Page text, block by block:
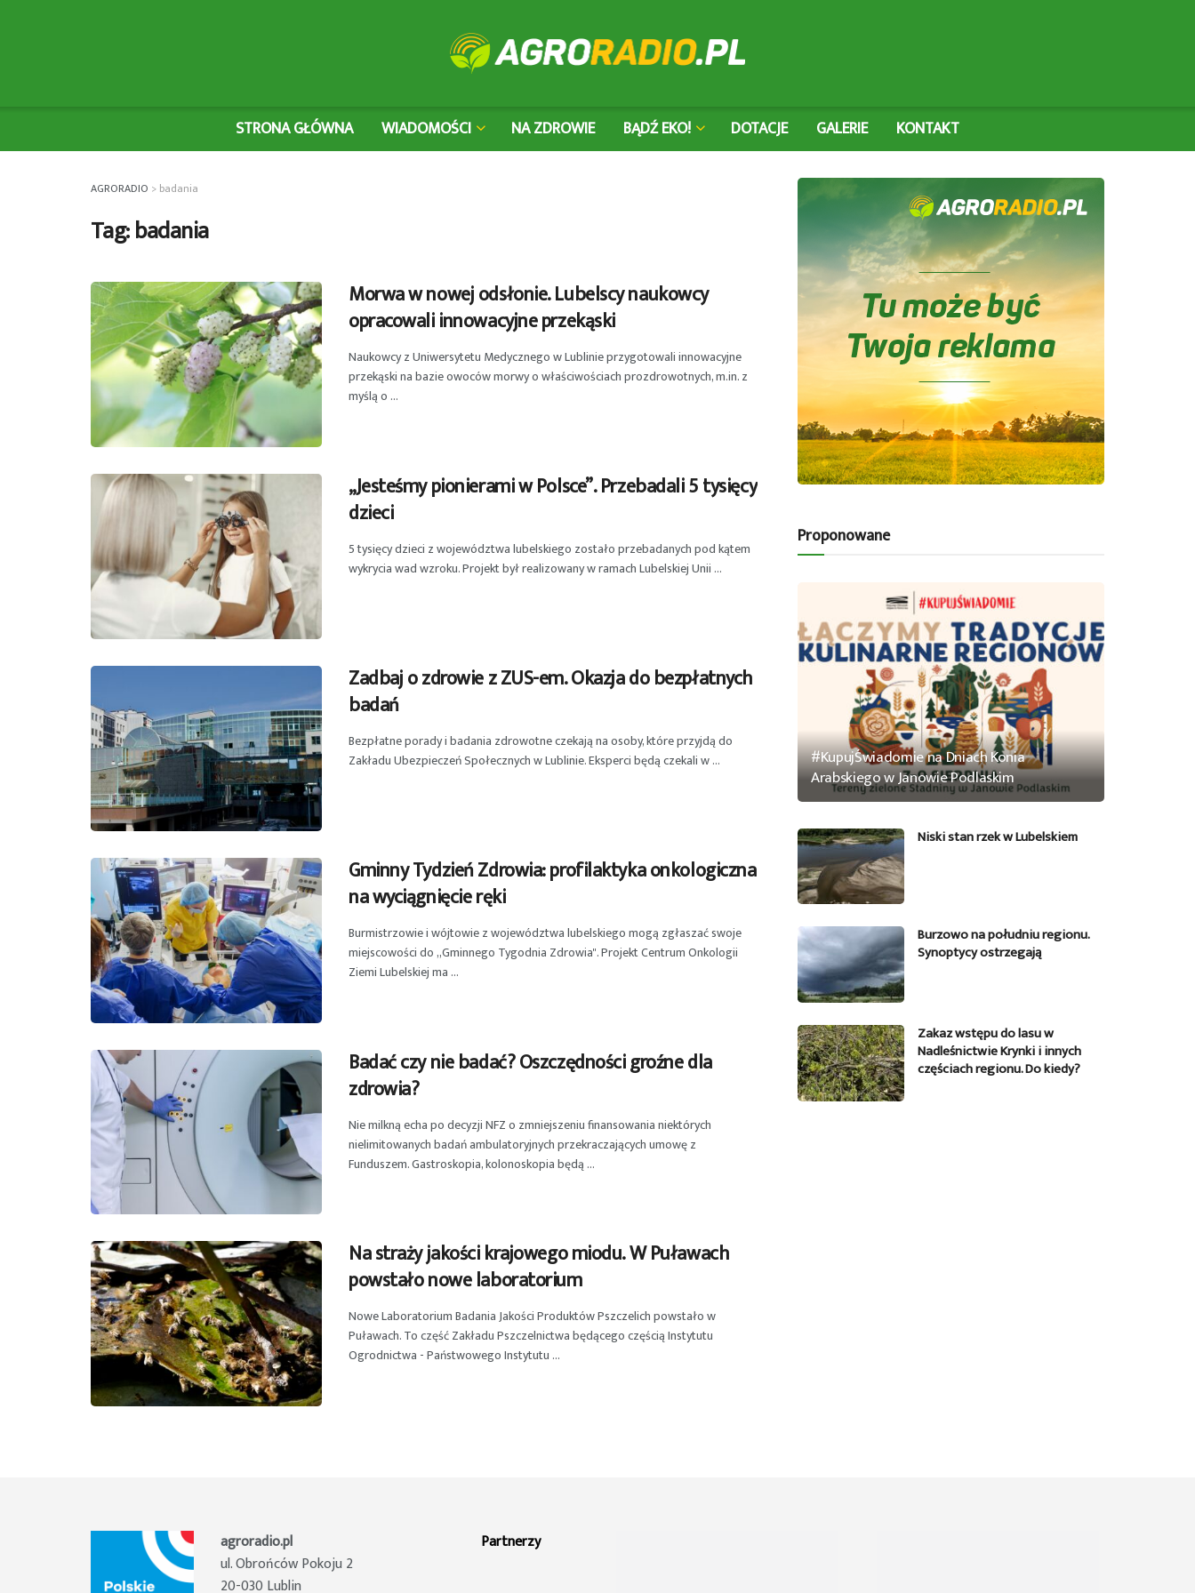
STRONA GŁÓWNA WIADOMOŚCI NA ZDROWIE BĄDŹ EKO! DOTACJE GALERIE KONTAKT
AGRORADIO > badania
Tag:badania
Morwa w nowej odsłonie. Lubelscy naukowcy
opracowali innowacyjne przekąski
Naukowcy z Uniwersytetu Medycznego w Lublinie przygotowali innowacyjne
przekąski na bazie owoców morwy o właściwościach prozdrowotnych, m.in. z
myślą o ...
„Jesteśmy pionierami w Polsce”. Przebadali 5 tysięcy
dzieci
5 tysięcy dzieci z województwa lubelskiego zostało przebadanych pod kątem
wykrycia wad wzroku. Projekt był realizowany w ramach Lubelskiej Unii ...
Zadbaj o zdrowie z ZUS-em. Okazja do bezpłatnych
badań
Bezpłatne porady i badania zdrowotne czekają na osoby, które przyjdą do
Zakładu Ubezpieczeń Społecznych w Lublinie. Eksperci będą czekali w ...
Gminny Tydzień Zdrowia: profilaktyka onkologiczna
na wyciągnięcie ręki
Burmistrzowie i wójtowie z województwa lubelskiego mogą zgłaszać swoje
miejscowości do „Gminnego Tygodnia Zdrowia". Projekt Centrum Onkologii
Ziemi Lubelskiej ma ...
Badać czy nie badać? Oszczędności groźne dla
zdrowia?
Nie milkną echa po decyzji NFZ o zmniejszeniu finansowania niektórych
nielimitowanych badań ambulatoryjnych przekraczających umowę z
Funduszem. Gastroskopia, kolonoskopia będą ...
Na straży jakości krajowego miodu. W Puławach
powstało nowe laboratorium
Nowe Laboratorium Badania Jakości Produktów Pszczelich powstało w
Puławach. To część Zakładu Pszczelnictwa będącego częścią Instytutu
Ogrodnictwa - Państwowego Instytutu ...
Proponowane
#KupujŚwiadomie na Dniach Konia
Arabskiego w Janowie Podlaskim
Niski stan rzek w Lubelskiem
Burzowo na południu regionu.
Synoptycy ostrzegają
Zakaz wstępu do lasu w
Nadleśnictwie Krynki i innych
częściach regionu. Do kiedy?
agroradio.pl
ul. Obrońców Pokoju 2
20-030 Lublin
Partnerzy